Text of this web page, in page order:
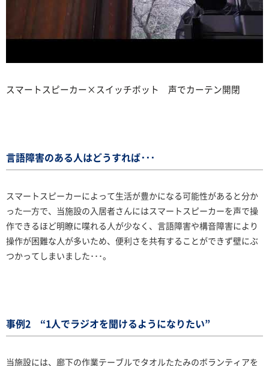
スマートスピーカー×スイッチボット 声でカーテン開閉
言語障害のある人はどうすれば･･･
スマートスピーカーによって生活が豊かになる可能性があると分か
った一方で、当施設の入居者さんにはスマートスピーカーを声で操
作できるほど明瞭に喋れる人が少なく、言語障害や構音障害により
操作が困難な人が多いため、便利さを共有することができず壁にぶ
つかってしまいました･･･。
事例2 “1人でラジオを聞けるようになりたい”
当施設には、廊下の作業テーブルでタオルたたみのボランティアを